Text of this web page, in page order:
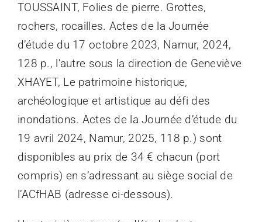
TOUSSAINT, Folies de pierre. Grottes,
rochers, rocailles. Actes de la Journée
d’étude du 17 octobre 2023, Namur, 2024,
128 p., l’autre sous la direction de Geneviève
XHAYET, Le patrimoine historique,
archéologique et artistique au défi des
inondations. Actes de la Journée d’étude du
19 avril 2024, Namur, 2025, 118 p.) sont
disponibles au prix de 34 € chacun (port
compris) en s’adressant au siège social de
l’ACfHAB (adresse ci-dessous).